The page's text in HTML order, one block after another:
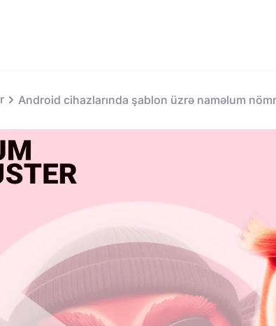
Android cihazlarında şablon üzrə naməlum